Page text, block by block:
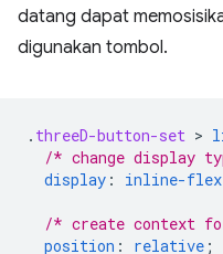
datang dapat
digunakan tombol.
. threeD-button-set >
/* change display
display : inline-flex
/* create context
position : relative ;